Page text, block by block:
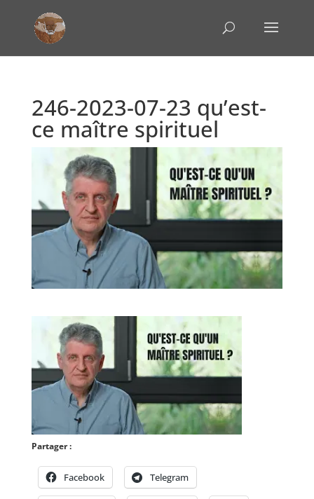
246-2023-07-23 qu’est-
ce maître spirituel
Partager :
Facebook Telegram